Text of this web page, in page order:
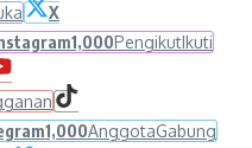
X
1,000PengikutIkuti
1,000AnggotaGabung